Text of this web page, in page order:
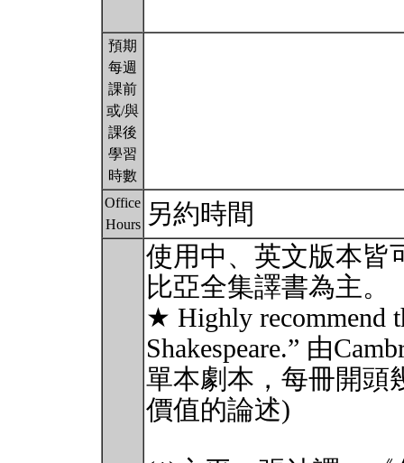
預期
每週
課前
或/與
課後
學習
時數
Office
Hours
另約時間
使用中、英文版本皆
比亞全集譯書為主。
★ Highly recommend
Shakespeare.” 由
單本劇本，每冊開頭
價值的論述)